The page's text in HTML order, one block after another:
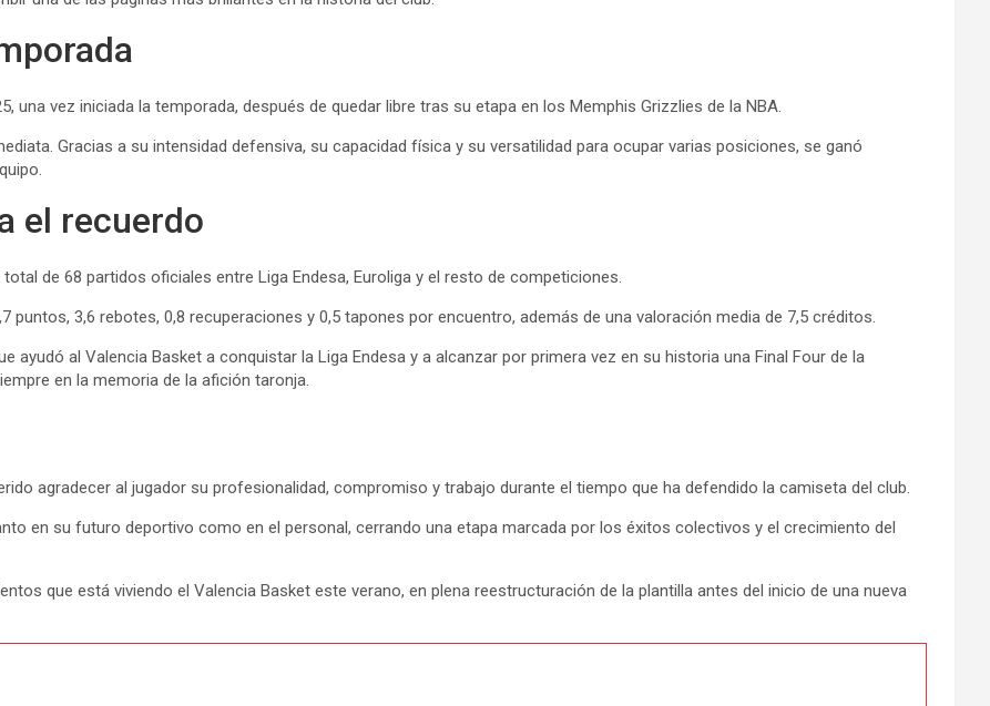
una vez iniciada la temporada, después de quedar libre tras su etapa en los Memphis Grizzlies de la NBA.
Gracias a su intensidad defensiva, su capacidad física y su versatilidad para ocupar varias posiciones, se ganó
el recuerdo
de 68 partidos oficiales entre Liga Endesa, Euroliga y el resto de competiciones.
3,6 rebotes, 0,8 recuperaciones y 0,5 tapones por encuentro, además de una valoración media de 7,5 créditos.
ayudó al Valencia Basket a conquistar la Liga Endesa y a alcanzar por primera vez en su historia una Final Four de la
en la memoria de la afición taronja.
agradecer al jugador su profesionalidad, compromiso y trabajo durante el tiempo que ha defendido la camiseta del club.
en su futuro deportivo como en el personal, cerrando una etapa marcada por los éxitos colectivos y el crecimiento del
que está viviendo el Valencia Basket este verano, en plena reestructuración de la plantilla antes del inicio de una nueva